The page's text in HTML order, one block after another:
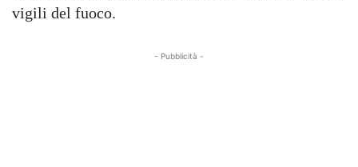
vigili del fuoco.
- Pubblicità -